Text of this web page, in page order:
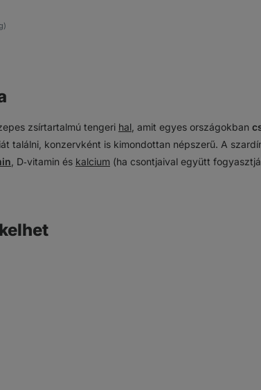
zsírtartalmú tengeri hal , amit egyes országokban
találni, konzervként is kimondottan népszerű. A
, D‑vitamin és kalcium (ha csontjaival együtt